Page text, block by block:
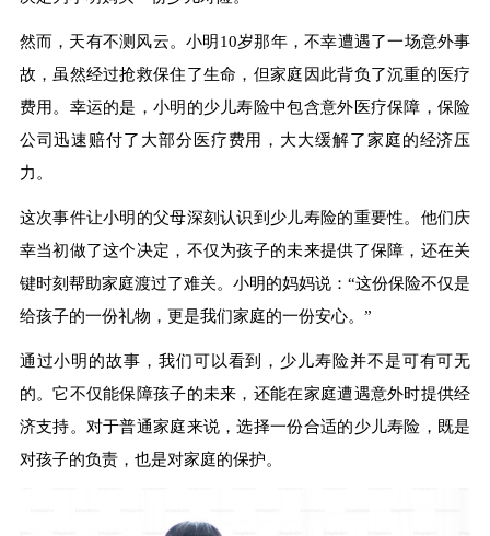
然而，天有不测风云。小明10岁那年，不幸遭遇了一场意外事
故，虽然经过抢救保住了生命，但家庭因此背负了沉重的医疗
费用。幸运的是，小明的少儿寿险中包含意外医疗保障，保险
公司迅速赔付了大部分医疗费用，大大缓解了家庭的经济压
力。
这次事件让小明的父母深刻认识到少儿寿险的重要性。他们庆
幸当初做了这个决定，不仅为孩子的未来提供了保障，还在关
键时刻帮助家庭渡过了难关。小明的妈妈说：“这份保险不仅是
给孩子的一份礼物，更是我们家庭的一份安心。”
通过小明的故事，我们可以看到，少儿寿险并不是可有可无
的。它不仅能保障孩子的未来，还能在家庭遭遇意外时提供经
济支持。对于普通家庭来说，选择一份合适的少儿寿险，既是
对孩子的负责，也是对家庭的保护。